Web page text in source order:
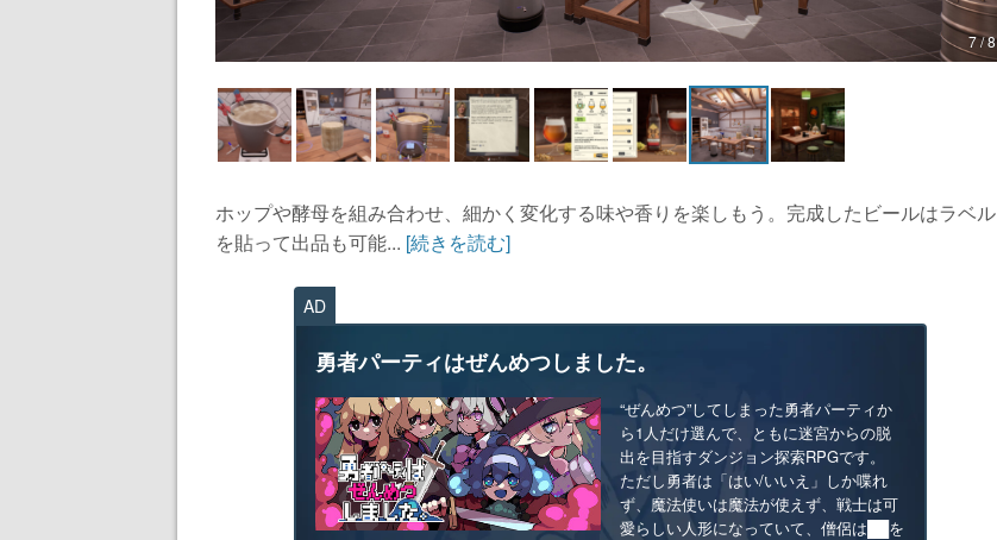
7 / 8
ホップや酵母を組み合わせ、細かく変化する味や香りを楽しもう。完成したビールはラベル
を貼って出品も可能... [続きを読む]
AD
勇者パーティはぜんめつしました。
“ぜんめつ”してしまった勇者パーティか
ら1人だけ選んで、ともに迷宮からの脱
出を目指すダンジョン探索RPGです。
ただし勇者は「はい/いいえ」しか喋れ
ず、魔法使いは魔法が使えず、戦士は可
愛らしい人形になっていて、僧侶は██を